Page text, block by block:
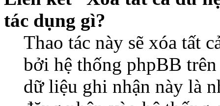
tác dụng gì?
Thao tác này sẽ xóa tất
bởi hệ thống phpBB
dữ liệu ghi nhận này là